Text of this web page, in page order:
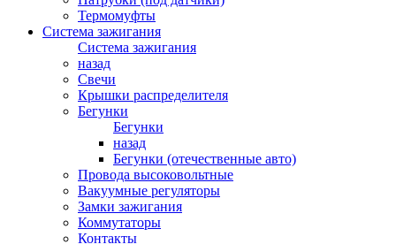
Термомуфты
Система зажигания
Система зажигания
назад
Свечи
Крышки распределителя
Бегунки
Бегунки
назад
Бегунки (отечественные авто)
Провода высоковольтные
Вакуумные регуляторы
Замки зажигания
Коммутаторы
Контакты